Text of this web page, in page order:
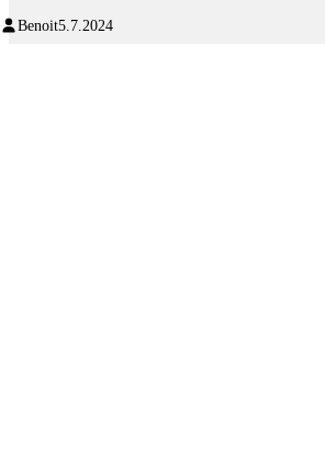
pages describing this service? I do not
Benoit5.7.2024